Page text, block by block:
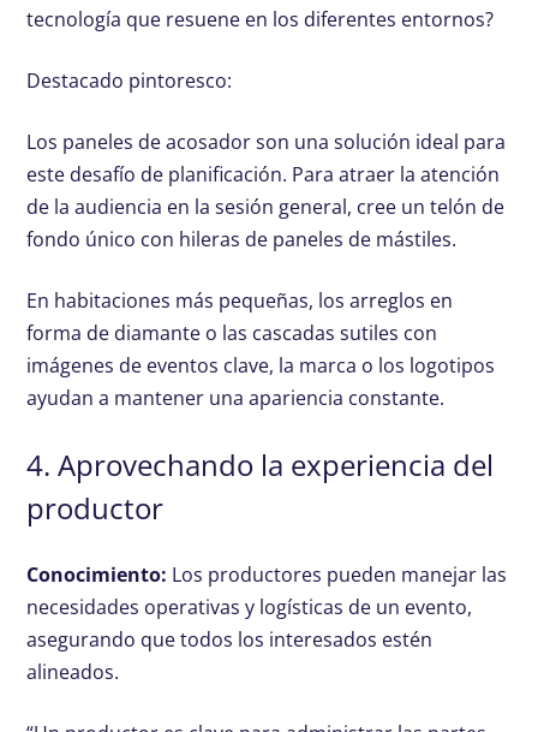
tecnología que resuene en los diferentes entornos?
Destacado pintoresco:
Los paneles de acosador son una solución ideal para
este desafío de planificación. Para atraer la atención
de la audiencia en la sesión general, cree un telón de
fondo único con hileras de paneles de mástiles.
En habitaciones más pequeñas, los arreglos en
forma de diamante o las cascadas sutiles con
imágenes de eventos clave, la marca o los logotipos
ayudan a mantener una apariencia constante.
4. Aprovechando la experiencia del
productor
Conocimiento: Los productores pueden manejar las
necesidades operativas y logísticas de un evento,
asegurando que todos los interesados ​​estén
alineados.